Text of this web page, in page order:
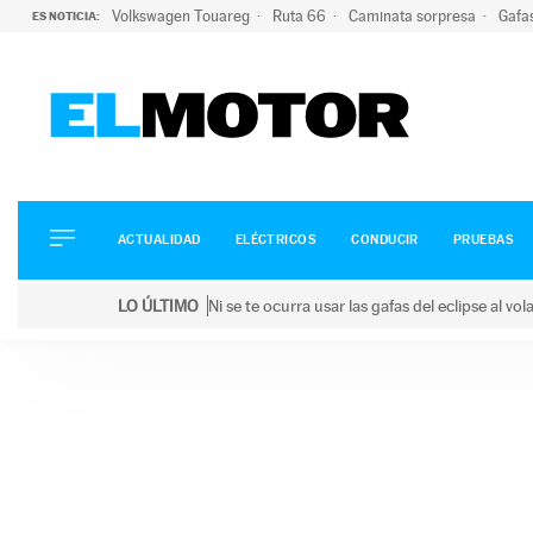
ES NOTICIA: Volkswagen Touareg Ruta 66 Caminata sorpresa
ELÉCTRICOS
CONDUCIR
ACTUALIDAD ELÉCTRICOS CONDUCIR PRUEBAS
LO ÚLTIMO Ni se te ocurra usar las gafas del eclipse al